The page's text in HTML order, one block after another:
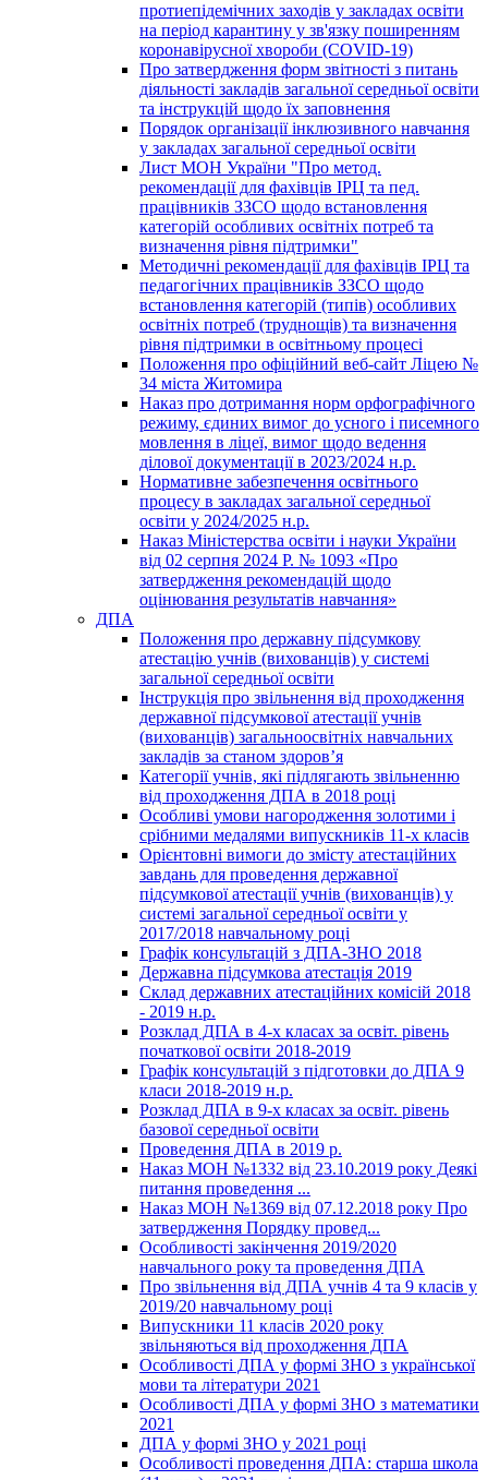
протиепідемічних заходів у закладах освіти
на період карантину у зв'язку поширенням
коронавірусної хвороби (COVID-19)
Про затвердження форм звітності з питань
діяльності закладів загальної середньої освіти
та інструкцій щодо їх заповнення
Порядок організації інклюзивного навчання
у закладах загальної середньої освіти
Лист МОН України "Про метод.
рекомендації для фахівців ІРЦ та пед.
працівників ЗЗСО щодо встановлення
категорій особливих освітніх потреб та
визначення рівня підтримки"
Методичні рекомендації для фахівців ІРЦ та
педагогічних працівників ЗЗСО щодо
встановлення категорій (типів) особливих
освітніх потреб (труднощів) та визначення
рівня підтримки в освітньому процесі
Положення про офіційний веб-сайт Ліцею №
34 міста Житомира
Наказ про дотримання норм орфографічного
режиму, єдиних вимог до усного і писемного
мовлення в ліцеї, вимог щодо ведення
ділової документації в 2023/2024 н.р.
Нормативне забезпечення освітнього
процесу в закладах загальної середньої
освіти у 2024/2025 н.р.
Наказ Міністерства освіти і науки України
від 02 серпня 2024 Р. № 1093 «Про
затвердження рекомендацій щодо
оцінювання результатів навчання»
ДПА
Положення про державну підсумкову
атестацію учнів (вихованців) у системі
загальної середньої освіти
Інструкція про звільнення від проходження
державної підсумкової атестації учнів
(вихованців) загальноосвітніх навчальних
закладів за станом здоров’я
Категорії учнів, які підлягають звільненню
від проходження ДПА в 2018 році
Особливі умови нагородження золотими і
срібними медалями випускників 11-х класів
Орієнтовні вимоги до змісту атестаційних
завдань для проведення державної
підсумкової атестації учнів (вихованців) у
системі загальної середньої освіти у
2017/2018 навчальному році
Графік консультацій з ДПА-ЗНО 2018
Державна підсумкова атестація 2019
Склад державних атестаційних комісій 2018
- 2019 н.р.
Розклад ДПА в 4-х класах за освіт. рівень
початкової освіти 2018-2019
Графік консультацій з підготовки до ДПА 9
класи 2018-2019 н.р.
Розклад ДПА в 9-х класах за освіт. рівень
базової середньої освіти
Проведення ДПА в 2019 р.
Наказ МОН №1332 від 23.10.2019 року Деякі
питання проведення ...
Наказ МОН №1369 від 07.12.2018 року Про
затвердження Порядку провед...
Особливості закінчення 2019/2020
навчального року та проведення ДПА
Про звільнення від ДПА учнів 4 та 9 класів у
2019/20 навчальному році
Випускники 11 класів 2020 року
звільняються від проходження ДПА
Особливості ДПА у формі ЗНО з української
мови та літератури 2021
Особливості ДПА у формі ЗНО з математики
2021
ДПА у формі ЗНО у 2021 році
Особливості проведення ДПА: старша школа